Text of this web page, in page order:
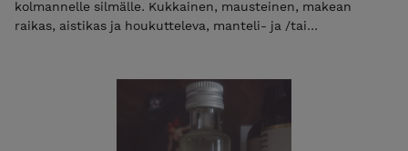
kolmannelle silmälle. Kukkainen, mausteinen, makean
raikas, aistikas ja houkutteleva, manteli- ja /tai
luonnollisista kasveista ja eteerisistä öljyistä ja se sopii myös
tuoksuöljyksi monelle joka ei esimerkiksi astman tms. takia
siedä voimakkaita hajusteita. Sopii hyvin myös
rituaalimagiaan, lemmentaikoihin, meditointiin, rumpupiiriin